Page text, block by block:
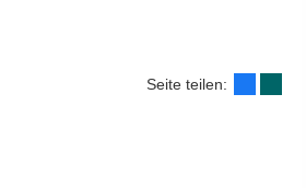
Seite teilen: